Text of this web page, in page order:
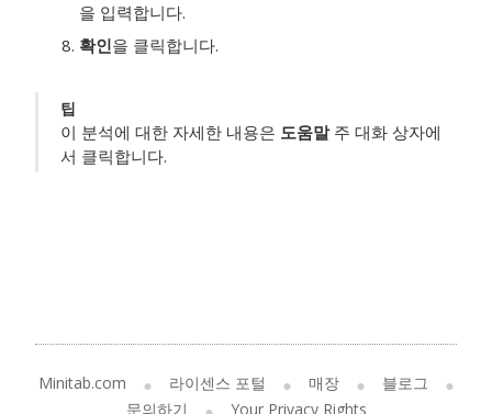
을 입력합니다.
확인을 클릭합니다.
팁
이 분석에 대한 자세한 내용은 도움말주 대화 상자에
서 클릭합니다.
Minitab.com 라이센스 포털 매장
블로그
문의하기
Your Privacy Rights